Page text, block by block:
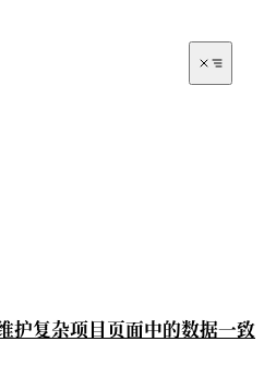
护复杂项目页面中的数据一致